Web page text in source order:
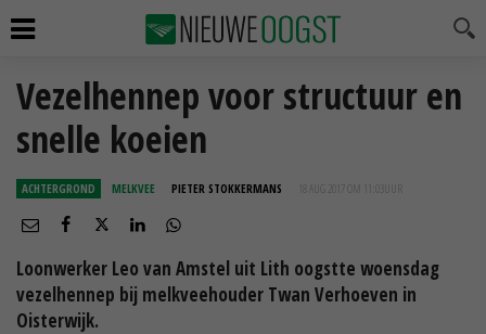
Vezelhennep voor structuur en
snelle koeien
ACHTERGROND MELKVEE PIETER STOKKERMANS 18 AUG 2017 OM 11:03
Loonwerker Leo van Amstel uit Lith oogstte woensdag
vezelhennep bij melkveehouder Twan Verhoeven in
Oisterwijk.